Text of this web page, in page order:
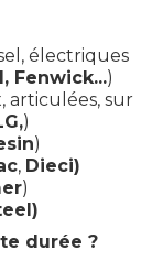
électriques
Fenwick...)
articulées, sur
)
)
, Dieci)
)
durée ?